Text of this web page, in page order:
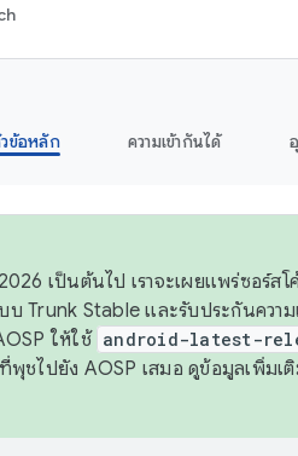
ข้อหลัก ความเข้ากันได้
เป็นต้นไป เราจะเผยแพร่ซอร์ส
Trunk Stable และรับประกันความ
ให้ใช้ android-latest-
พุชไปยัง AOSP เสมอ ดูข้อมูลเพิ่มเ